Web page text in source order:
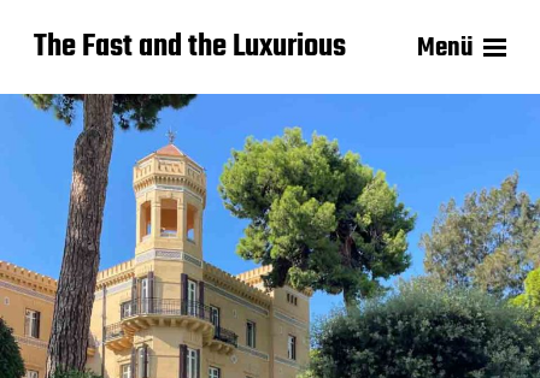
The Fast and the Luxurious Menü